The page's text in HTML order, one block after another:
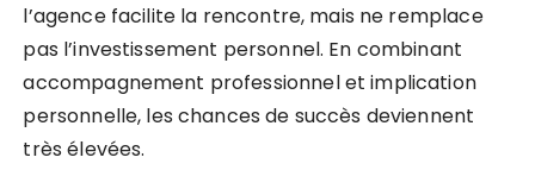
l’agence facilite la rencontre, mais ne remplace
pas l’investissement personnel. En combinant
accompagnement professionnel et implication
personnelle, les chances de succès deviennent
très élevées.